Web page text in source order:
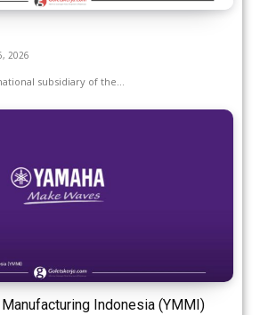
2026
subsidiary of the...
Manufacturing Indonesia (YMMI)